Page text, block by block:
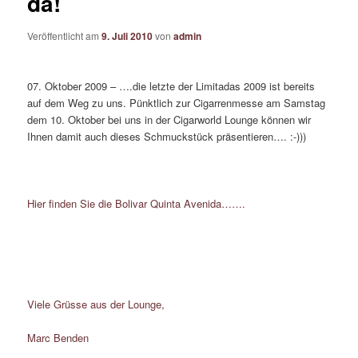
Veröffentlicht am9. Juli 2010vonadmin
07. Oktober 2009 – ….die letzte der Limitadas 2009 ist bereits
auf dem Weg zu uns. Pünktlich zur Cigarrenmesse am Samstag
dem 10. Oktober bei uns in der Cigarworld Lounge können wir
Ihnen damit auch dieses Schmuckstück präsentieren…. :-)))
Hier finden Sie die Bolivar Quinta Avenida…….
Viele Grüsse aus der Lounge,
Marc Benden